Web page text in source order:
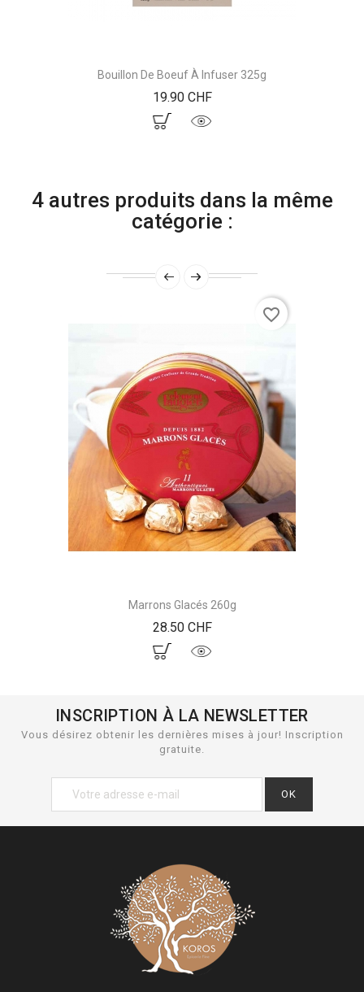
Bouillon De Boeuf À Infuser 325g
19.90 CHFPrix
4 autres produits dans la même
catégorie :
Marrons Glacés 260g
28.50 CHFPrix
favorite_border
INSCRIPTION À LA NEWSLETTER
Vous désirez obtenir les dernières mises à jour! Inscription
gratuite.